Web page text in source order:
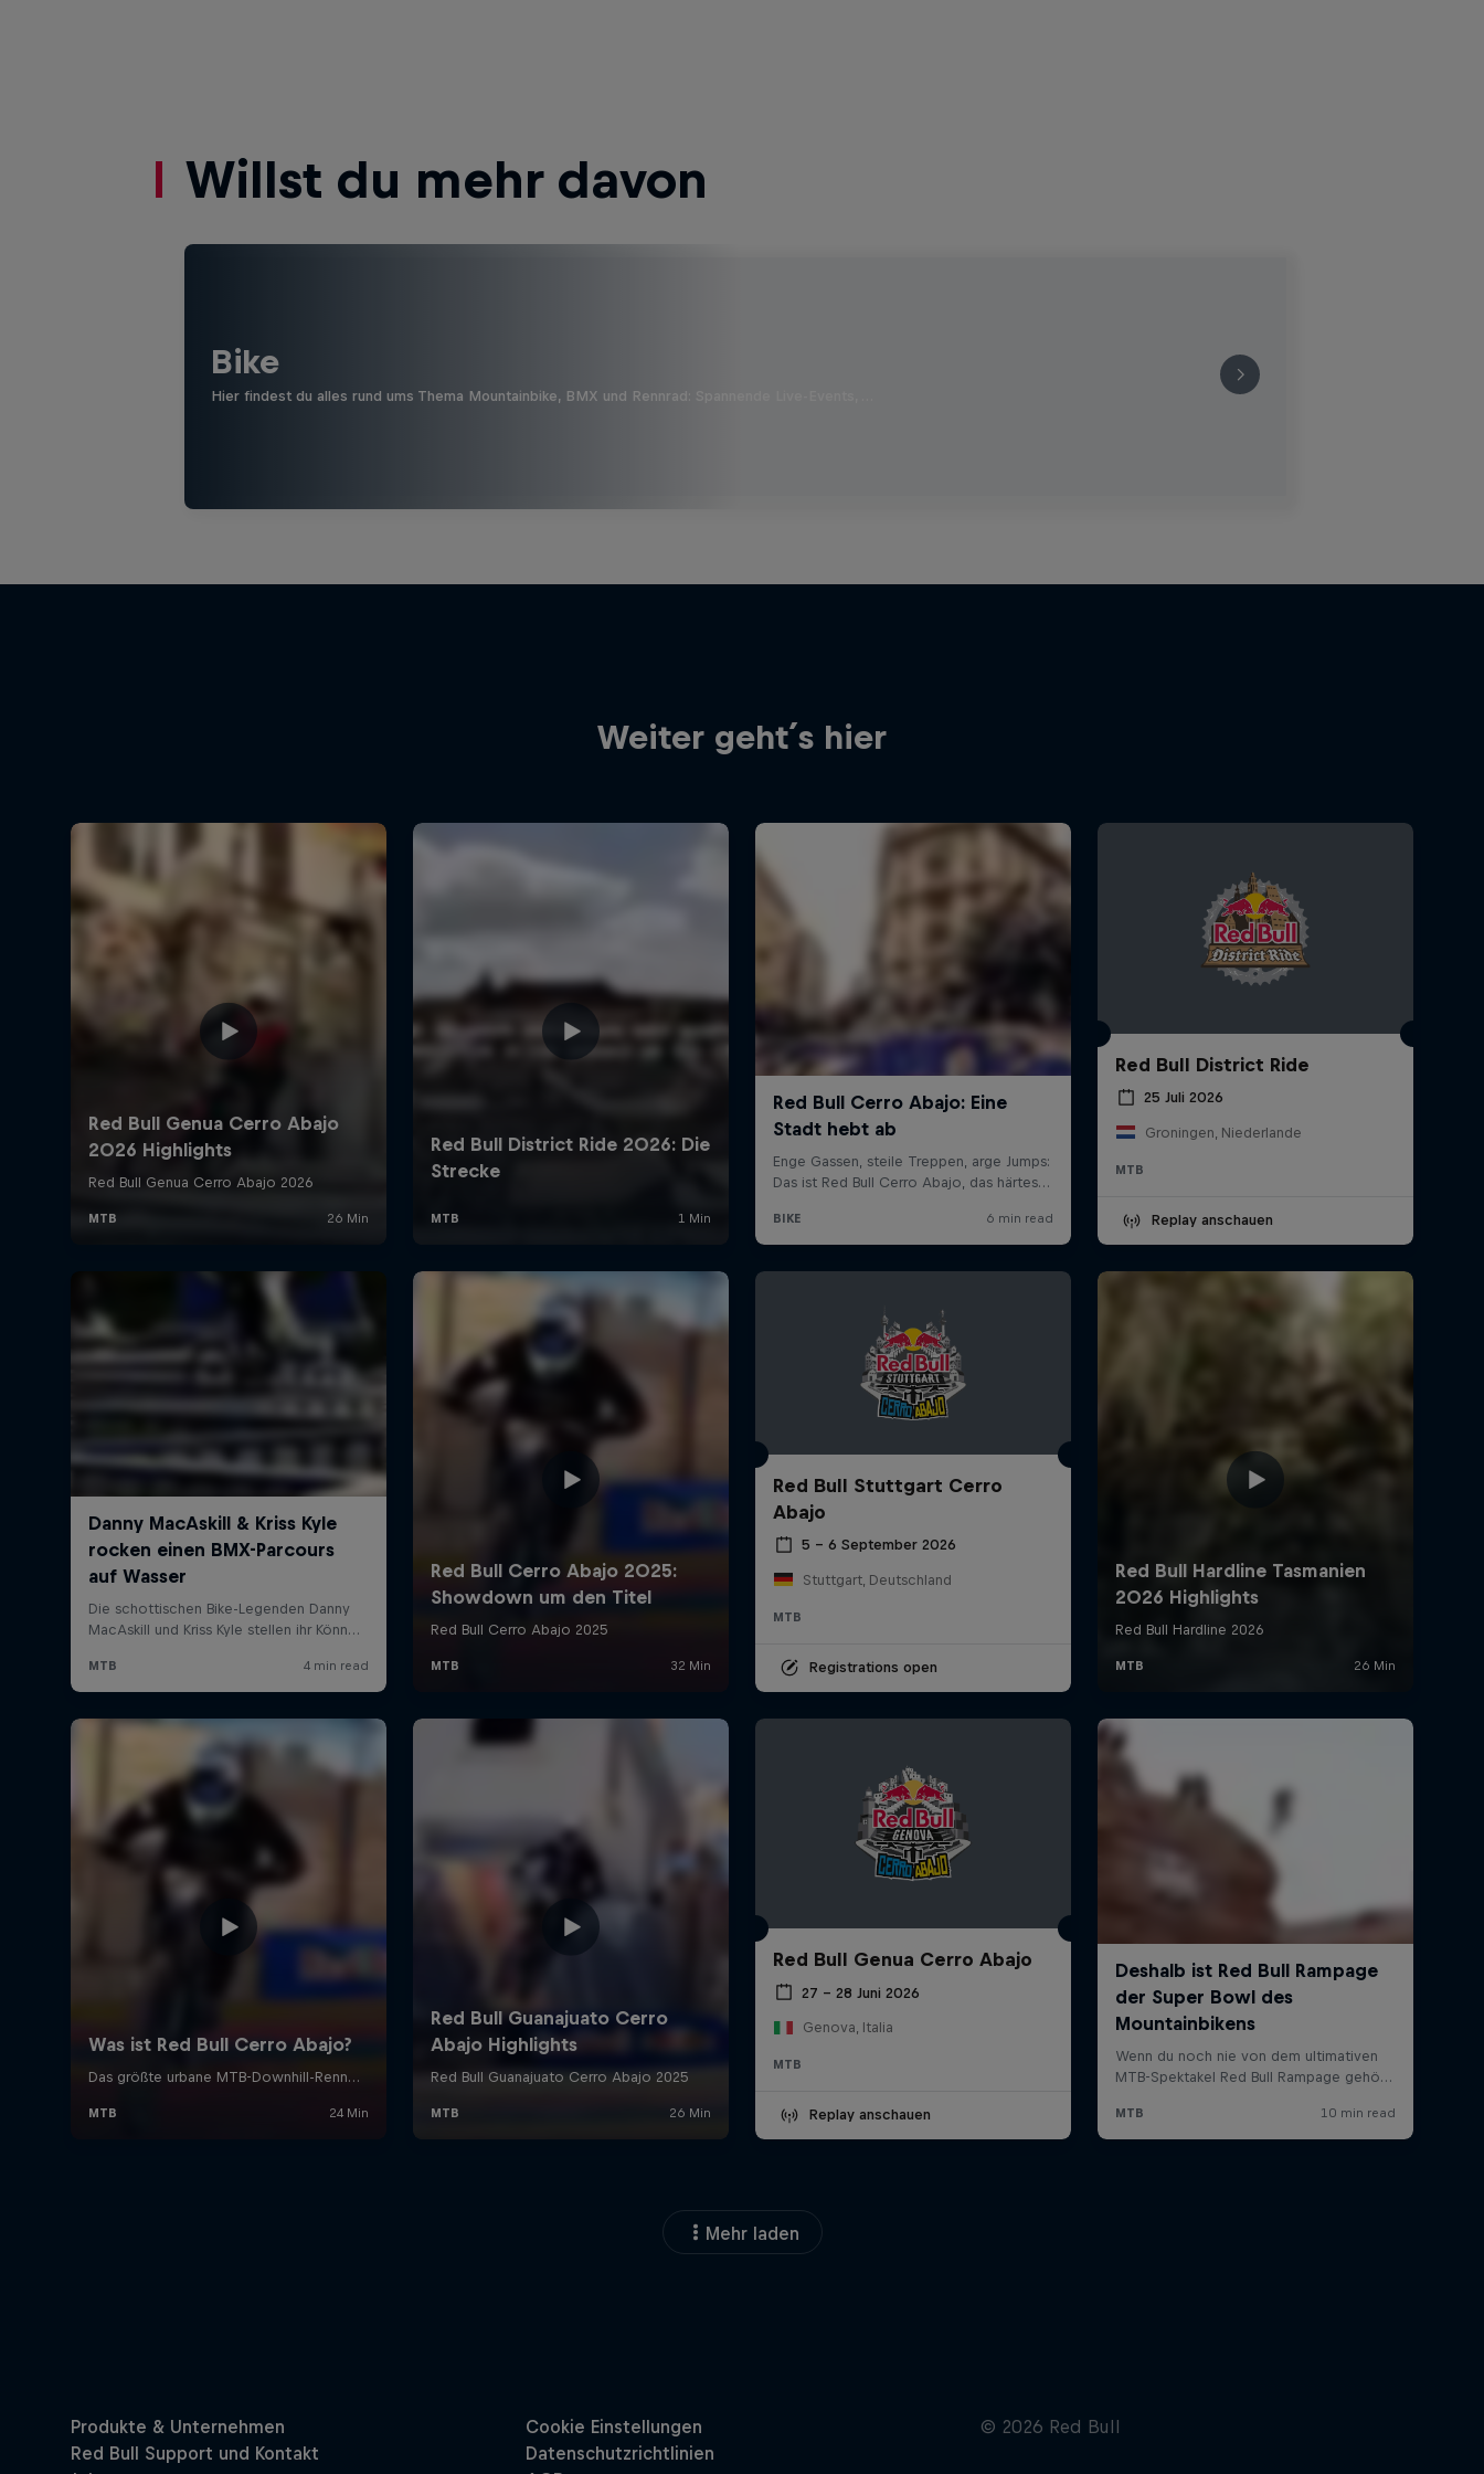
Willst du mehr davon
Bike
Hier findest du alles rund ums Thema Mountainbike, BMX und Rennrad: Spannende Live-Events, …
Weiter geht´s hier
Red Bull District Ride
25 Juli 2026
Groningen, Niederlande
MTB
Replay anschauen
Red Bull Stuttgart Cerro
Abajo
5 – 6 September 2026
Stuttgart, Deutschland
MTB
Registrations open
Red Bull Genua Cerro Abajo
27 – 28 Juni 2026
Genova, Italia
MTB
Replay anschauen
Mehr laden